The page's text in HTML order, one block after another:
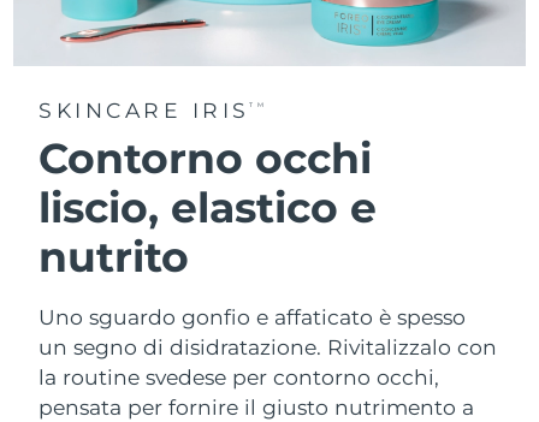
SKINCARE IRISTM
Contorno occhi
liscio, elastico e
nutrito
Uno sguardo gonfio e affaticato è spesso
un segno di disidratazione. Rivitalizzalo con
la routine svedese per contorno occhi,
pensata per fornire il giusto nutrimento a